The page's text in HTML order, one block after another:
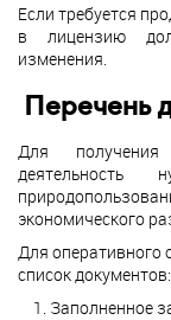
Если требуется
в лицензию
изменения.
Перечень
Для получения
деятельность
экономического
Для оперативного
список документов:
Заполненное